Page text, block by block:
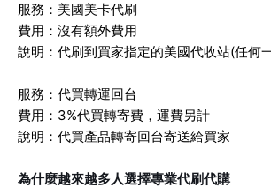
服務：美國美卡代刷
費用：沒有額外費用
說明：代刷到買家指定的美國代收站(任何
服務：代買轉運回台
費用：3%代買轉寄費，運費另計
說明：代買產品轉寄回台寄送給買家
為什麼越來越多人選擇專業代刷代購